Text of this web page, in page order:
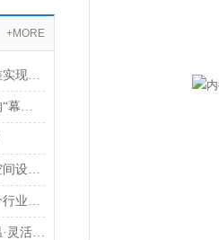
+MORE
高温烘房的烘干核心：依托温差实现热量与水分的双向传递
高温烘干房烘箱：多行业生产的“幕后支持者“
解剖高温烘干房的结构设计：空间设计与密闭性能
无尘洁净高温烘干房可满足多个行业需求
格特品牌高温烘干房：广阔保温·灵活控温湿·快速搭建